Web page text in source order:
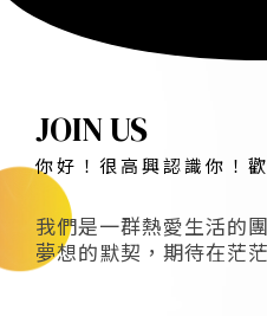
JOIN US
你好！很高興認識你！
我們是一群熱愛生活的
夢想的默契，期待在茫